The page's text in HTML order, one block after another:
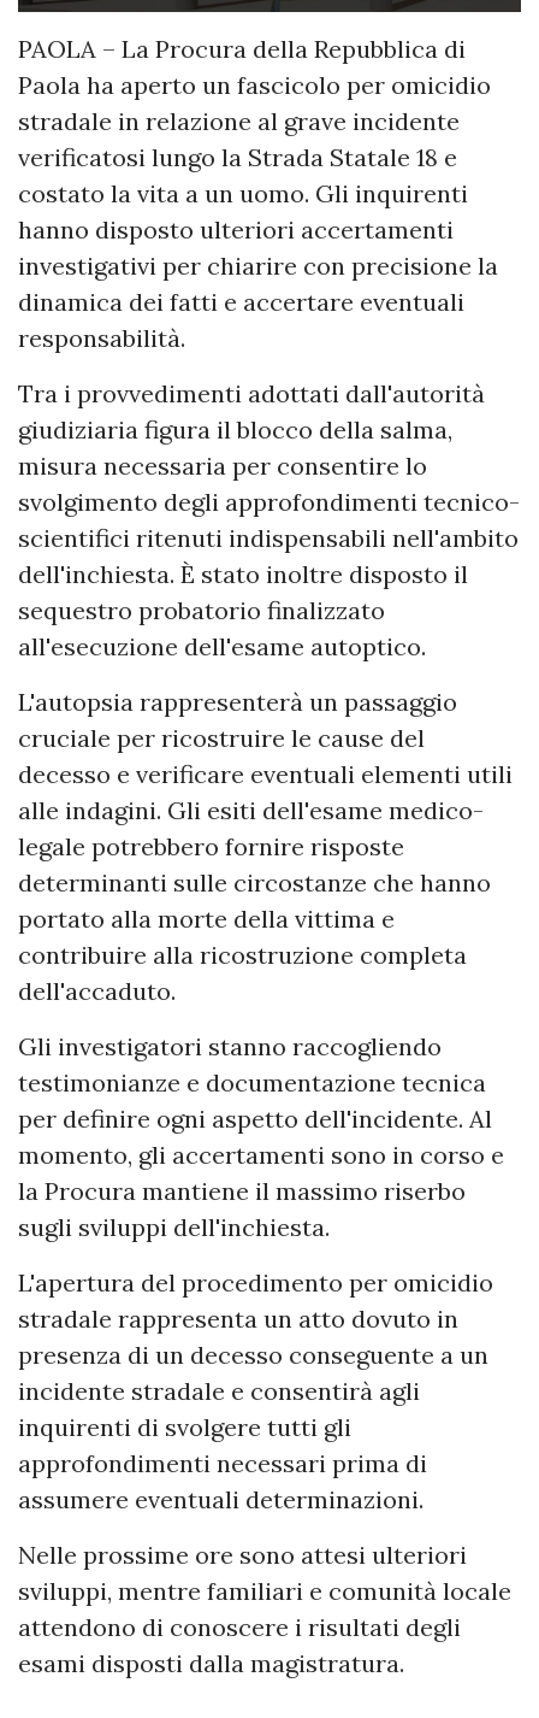
PAOLA – La Procura della Repubblica di
Paola ha aperto un fascicolo per omicidio
stradale in relazione al grave incidente
verificatosi lungo la Strada Statale 18 e
costato la vita a un uomo. Gli inquirenti
hanno disposto ulteriori accertamenti
investigativi per chiarire con precisione la
dinamica dei fatti e accertare eventuali
responsabilità.
Tra i provvedimenti adottati dall'autorità
giudiziaria figura il blocco della salma,
misura necessaria per consentire lo
svolgimento degli approfondimenti tecnico-
scientifici ritenuti indispensabili nell'ambito
dell'inchiesta. È stato inoltre disposto il
sequestro probatorio finalizzato
all'esecuzione dell'esame autoptico.
L'autopsia rappresenterà un passaggio
cruciale per ricostruire le cause del
decesso e verificare eventuali elementi utili
alle indagini. Gli esiti dell'esame medico-
legale potrebbero fornire risposte
determinanti sulle circostanze che hanno
portato alla morte della vittima e
contribuire alla ricostruzione completa
dell'accaduto.
Gli investigatori stanno raccogliendo
testimonianze e documentazione tecnica
per definire ogni aspetto dell'incidente. Al
momento, gli accertamenti sono in corso e
la Procura mantiene il massimo riserbo
sugli sviluppi dell'inchiesta.
L'apertura del procedimento per omicidio
stradale rappresenta un atto dovuto in
presenza di un decesso conseguente a un
incidente stradale e consentirà agli
inquirenti di svolgere tutti gli
approfondimenti necessari prima di
assumere eventuali determinazioni.
Nelle prossime ore sono attesi ulteriori
sviluppi, mentre familiari e comunità locale
attendono di conoscere i risultati degli
esami disposti dalla magistratura.